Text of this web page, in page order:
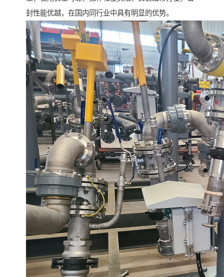
封性能优越，在国内同行业中具有明显的优势。